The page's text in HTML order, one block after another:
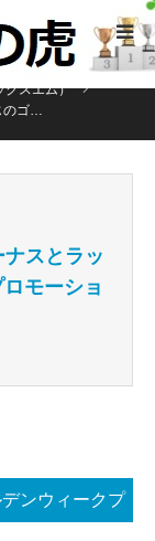
クスエム）
のゴ…
スとラッ
モーショ
ンウィークプ